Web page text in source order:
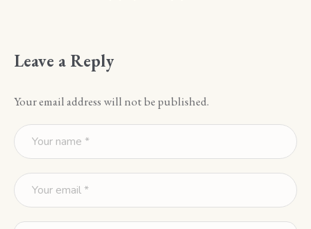
Leave a Reply
Your email address will not be published.